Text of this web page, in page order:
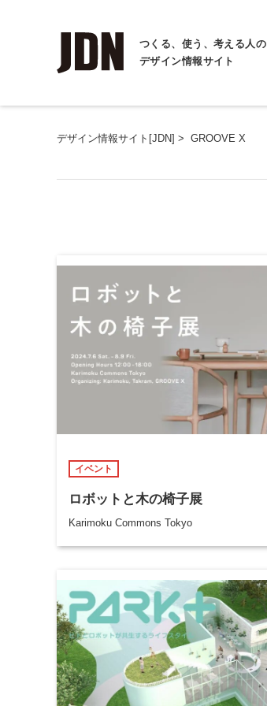
つくる、使う、考える人の
デザイン情報サイト
デザイン情報サイト[JDN] > GROOVE X
イベント
ロボットと木の椅子展
Karimoku Commons Tokyo